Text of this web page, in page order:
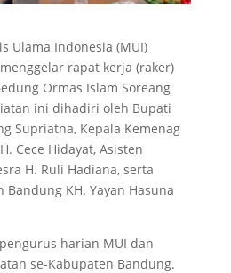
Ulama Indonesia (MUI)
rapat kerja (raker)
Ormas Islam Soreang
ini dihadiri oleh Bupati
Supriatna, Kepala Kemenag
Cece Hidayat, Asisten
H. Ruli Hadiana, serta
Bandung KH. Yayan Hasuna
harian MUI dan
se-Kabupaten Bandung.